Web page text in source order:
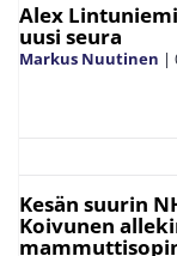
Alex
uusi seura
Markus Nuutinen |
Kesän suurin
Koivunen